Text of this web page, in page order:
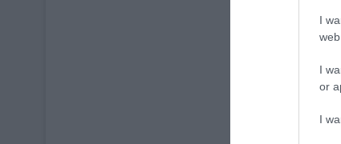
I
I
or
I